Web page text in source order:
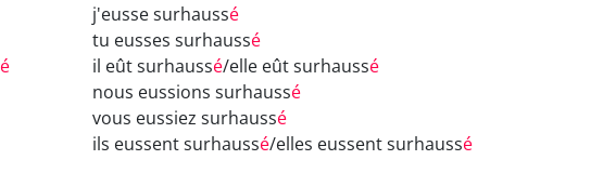
é
j'eusse surhaussé
tu eusses surhaussé
il eût surhaussé/elle eût surhaussé
nous eussions surhaussé
vous eussiez surhaussé
ils eussent surhaussé/elles eussent surhaussé